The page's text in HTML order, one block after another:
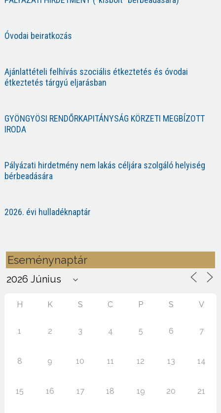
Óvodai beiratkozás
Ajánlattételi felhívás szociális étkeztetés és óvodai
étkeztetés tárgyú eljarásban
GYÖNGYÖSI RENDŐRKAPITÁNYSÁG KÖRZETI MEGBÍZOTT
IRODA
Pályázati hirdetmény nem lakás céljára szolgáló helyiség
bérbeadására
2026. évi hulladéknaptár
Eseménynaptár
H K S C P S V
1 2 3 4 5 6 7
8 9 10 11 12 13 14
15 16 17 18 19 20 21